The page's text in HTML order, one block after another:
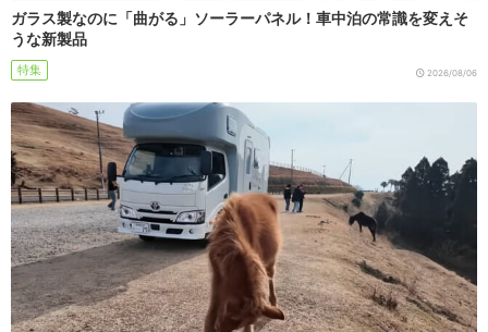
ガラス製なのに「曲がる」ソーラーパネル！車中泊の常識を変えそ
うな新製品
特集 2026/08/06